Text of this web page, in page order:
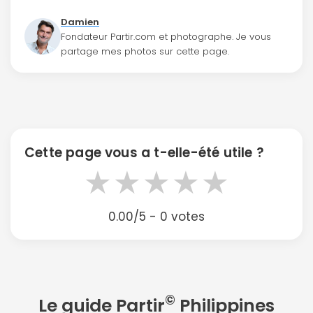
Damien
Fondateur Partir.com et photographe. Je vous
partage mes photos sur cette page.
Cette page vous a t-elle-été utile ?
★
★
★
★
★
0.00/5 - 0 votes
Le guide Partir© Philippines